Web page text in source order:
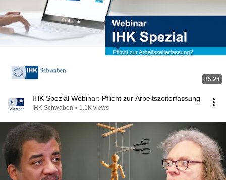
35:24
IHK Spezial Webinar: Pflicht zur Arbeitszeiterfassung
IHK Schwaben • 1.1K views